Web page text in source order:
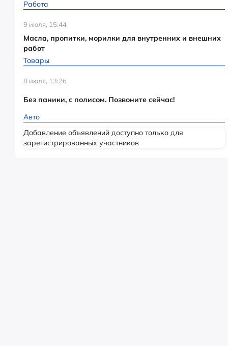
Работа
9 июля, 15:44
Масла, пропитки, морилки для внутренних и внешних
работ
Товары
8 июля, 13:26
Без паники, с полисом. Позвоните сейчас!
Авто
Добавление объявлений доступно только для
зарегистрированных участников